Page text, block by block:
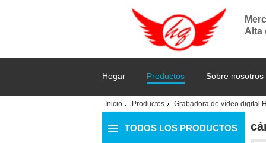
Alta
Hogar Productos Sobre nosotros
Inicio Productos Grabadora de vídeo digital
TODOS LOS PRODUCTOS